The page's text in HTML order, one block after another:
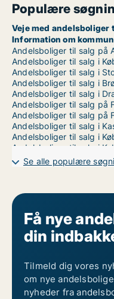
Populære
Veje med andelsboliger
Information om
Andelsboliger til salg på
Andelsboliger til salg i
Andelsboliger til salg i
Andelsboliger til salg i
Andelsboliger til salg i
Andelsboliger til salg på
Andelsboliger til salg på
Andelsboliger til salg i
Andelsboliger til salg i
Andelsboliger til salg i
Andelsboliger til salg i
Andelsboliger til salg i
Andelsboliger til salg i
Andelsboliger til salg på
Andelsboliger til salg i
Andelsboliger til salg på
Se alle populære
Få nye
din
Tilmeld dig vores
om nye
nyheder fra